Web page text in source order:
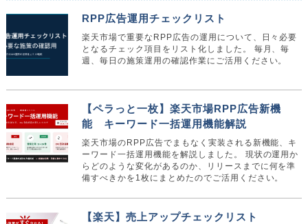
RPP広告運用チェックリスト
楽天市場で重要なRPP広告の運用について、日々必要
となるチェック項目をリスト化しました。 毎月、毎
週、毎日の施策運用の確認作業にご活用ください。
【ペラっと一枚】楽天市場RPP広告新機
能 キーワード一括運用機能解説
楽天市場のRPP広告でまもなく実装される新機能、キ
ーワード一括運用機能を解説しました。 現状の運用か
らどのような変化があるのか、リリースまでに何を準
備すべきかを1枚にまとめたのでご活用ください。
【楽天】売上アップチェックリスト